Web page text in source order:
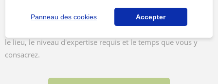
salaire d'un job étudiant
peut considérablement varier
le lieu, le niveau d'expertise requis et le temps que vous y
consacrez.
Panneau des cookies Accepter